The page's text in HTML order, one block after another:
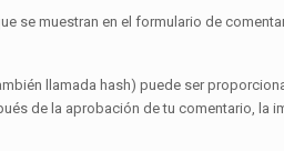
se muestran en el formulario de
llamada hash) puede ser
de la aprobación de tu comentario, la